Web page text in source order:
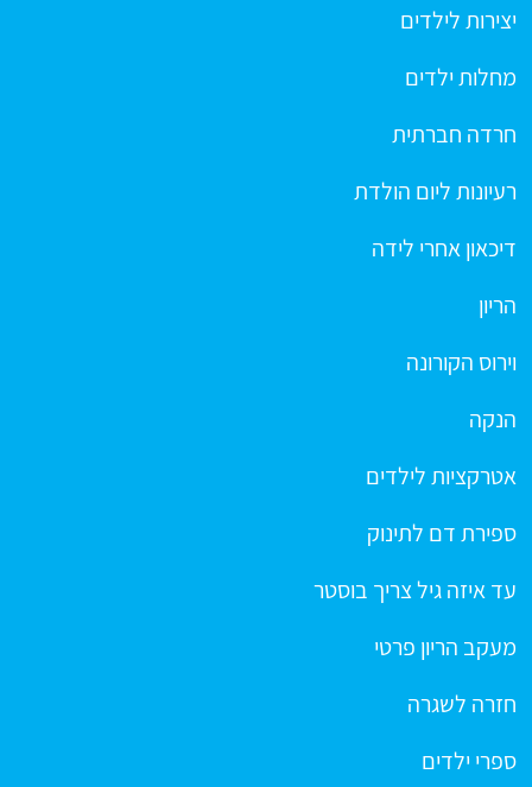
יצירות לילדים
מחלות ילדים
חרדה חברתית
רעיונות ליום הולדת
דיכאון אחרי לידה
הריון
וירוס הקורונה
הנקה
אטרקציות לילדים
ספירת דם לתינוק
עד איזה גיל צריך בוסטר
מעקב הריון פרטי
חזרה לשגרה
ספרי ילדים